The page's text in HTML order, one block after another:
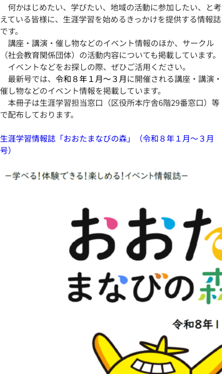
何かはじめたい、学びたい、地域の活動に参加したい、と考
えている皆様に、生涯学習を始めるきっかけを提供する情報誌
です。
講座・講演・催し物などのイベント情報のほか、サークル
（社会教育関係団体）の活動内容についても掲載しています。
イベントなどをお探しの際、ぜひご活用ください。
最新号では、 令和８年１月～３月に開催される講座・講演・
催し物などのイベント情報を掲載しています。
本冊子は生涯学習担当窓口（区役所本庁舎6階29番窓口）等
で配布しております。
生涯学習情報誌「おおたまなびの森」（令和８年１月～３月
号）